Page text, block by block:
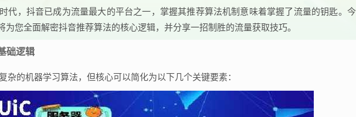
代，抖音已成为流量最大的平台之一，掌握其推荐算法机制意味着掌握了流量的钥匙。今
为您全面解密抖音推荐算法的核心逻辑，并分享一招制胜的流量获取技巧。
础逻辑
杂的机器学习算法，但核心可以简化为以下几个关键要素：